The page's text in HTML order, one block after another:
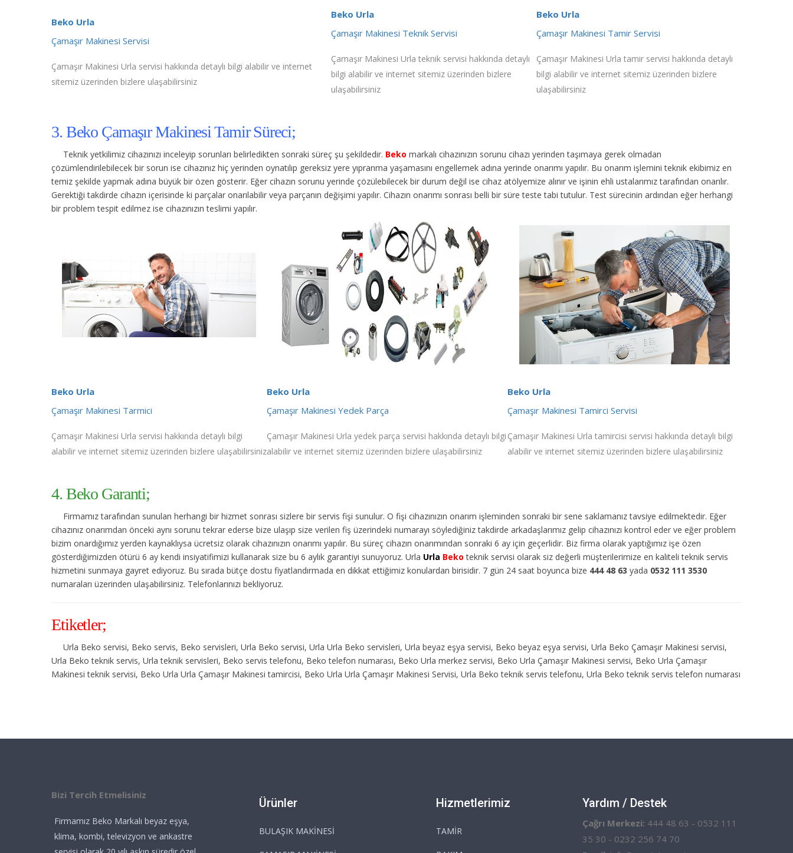
Beko Urla
Çamaşır Makinesi Servisi
Çamaşır Makinesi Urla servisi hakkında detaylı bilgi alabilir ve internet
sitemiz üzerinden bizlere ulaşabilirsiniz
Beko Urla
Çamaşır Makinesi Teknik Servisi
Çamaşır Makinesi Urla teknik servisi hakkında detaylı
bilgi alabilir ve internet sitemiz üzerinden bizlere
ulaşabilirsiniz
Beko Urla
Çamaşır Makinesi Tamir Servisi
Çamaşır Makinesi Urla tamir servisi hakkında detaylı
bilgi alabilir ve internet sitemiz üzerinden bizlere
ulaşabilirsiniz
3. Beko Çamaşır Makinesi Tamir Süreci;
Teknik yetkilimiz cihazınızı inceleyip sorunları belirledikten sonraki süreç şu şekildedir. Beko markalı cihazınızın sorunu cihazı yerinden taşımaya gerek olmadan
çözümlendirilebilecek bir sorun ise cihazınız hiç yerinden oynatılıp gereksiz yere yıpranma yaşamasını engellemek adına yerinde onarımı yapılır. Bu onarım işlemini teknik ekibimiz en
temiz şekilde yapmak adına büyük bir özen gösterir. Eğer cihazın sorunu yerinde çözülebilecek bir durum değil ise cihaz atölyemize alınır ve işinin ehli ustalarımız tarafından onarılır.
Gerektiği takdirde cihazın içerisinde ki parçalar onarılabilir veya parçanın değişimi yapılır. Cihazın onarımı sonrası belli bir süre teste tabi tutulur. Test sürecinin ardından eğer herhangi
bir problem tespit edilmez ise cihazınızın teslimi yapılır.
Beko Urla
Çamaşır Makinesi Tarmici
Çamaşır Makinesi Urla servisi hakkında detaylı bilgi
alabilir ve internet sitemiz üzerinden bizlere ulaşabilirsiniz
Beko Urla
Çamaşır Makinesi Yedek Parça
Çamaşır Makinesi Urla yedek parça servisi hakkında detaylı bilgi
alabilir ve internet sitemiz üzerinden bizlere ulaşabilirsiniz
Beko Urla
Çamaşır Makinesi Tamirci Servisi
Çamaşır Makinesi Urla tamircisi servisi hakkında detaylı bilgi
alabilir ve internet sitemiz üzerinden bizlere ulaşabilirsiniz
4. Beko Garanti;
Firmamız tarafından sunulan herhangi bir hizmet sonrası sizlere bir servis fişi sunulur. O fişi cihazınızın onarım işleminden sonraki bir sene saklamanız tavsiye edilmektedir. Eğer
cihazınız onarımdan önceki aynı sorunu tekrar ederse bize ulaşıp size verilen fiş üzerindeki numarayı söylediğiniz takdirde arkadaşlarımız gelip cihazınızı kontrol eder ve eğer problem
bizim onardığımız yerden kaynaklıysa ücretsiz olarak cihazınızın onarımı yapılır. Bu süreç cihazın onarımından sonraki 6 ay için geçerlidir. Biz firma olarak yaptığımız işe özen
gösterdiğimizden ötürü 6 ay kendi insiyatifimizi kullanarak size bu 6 aylık garantiyi sunuyoruz. Urla Urla Bekoteknik servisi olarak siz değerli müşterilerimize en kaliteli teknik servis
hizmetini sunmaya gayret ediyoruz. Bu sırada bütçe dostu fiyatlandırmada en dikkat ettiğimiz konulardan birisidir. 7 gün 24 saat boyunca bize 444 48 63 yada 0532 111 3530
numaraları üzerinden ulaşabilirsiniz. Telefonlarınızı bekliyoruz.
Etiketler;
Urla Beko servisi, Beko servis, Beko servisleri, Urla Beko servisi, Urla Urla Beko servisleri, Urla beyaz eşya servisi, Beko beyaz eşya servisi, Urla Beko Çamaşır Makinesi servisi,
Urla Beko teknik servis, Urla teknik servisleri, Beko servis telefonu, Beko telefon numarası, Beko Urla merkez servisi, Beko Urla Çamaşır Makinesi servisi, Beko Urla Çamaşır
Makinesi teknik servisi, Beko Urla Urla Çamaşır Makinesi tamircisi, Beko Urla Urla Çamaşır Makinesi Servisi, Urla Beko teknik servis telefonu, Urla Beko teknik servis telefon numarası
Bizi Tercih Etmelisiniz
Firmamız Beko Markalı beyaz eşya,
klima, kombi, televizyon ve ankastre
Ürünler
BULAŞIK MAKİNESİ
Hizmetlerimiz
TAMİR
Yardım / Destek
Çağrı Merkezi: 444 48 63 - 0532 111
35 30 - 0232 256 74 70